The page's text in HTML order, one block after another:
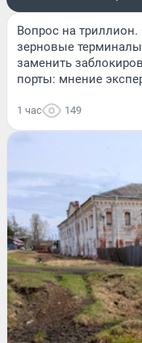
Вопрос на триллион.
зерновые
заменить
порты: мнение
1 час 149